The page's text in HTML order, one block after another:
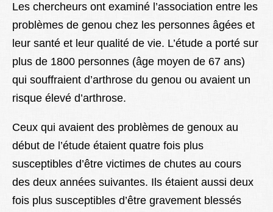
Les chercheurs ont examiné l’association entre les
problèmes de genou chez les personnes âgées et
leur santé et leur qualité de vie. L’étude a porté sur
plus de 1800 personnes (âge moyen de 67 ans)
qui souffraient d’arthrose du genou ou avaient un
risque élevé d’arthrose.
Ceux qui avaient des problèmes de genoux au
début de l’étude étaient quatre fois plus
susceptibles d’être victimes de chutes au cours
des deux années suivantes. Ils étaient aussi deux
fois plus susceptibles d’être gravement blessés